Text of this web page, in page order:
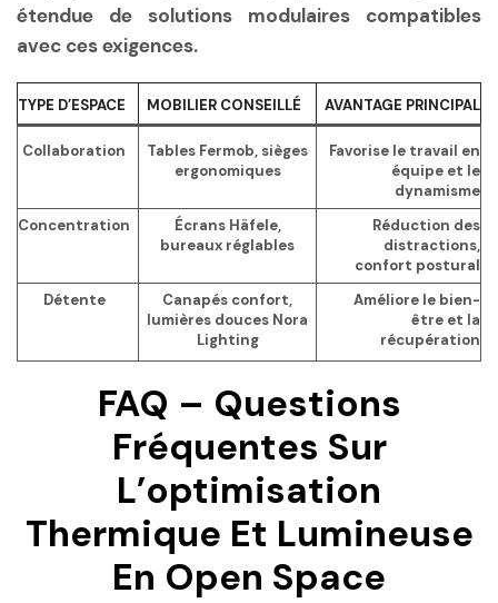
étendue de solutions modulaires compatibles
avec ces exigences.
TYPE D’ESPACE MOBILIER CONSEILLÉ AVANTAGE PRINCIPAL
Collaboration
Tables Fermob, sièges
ergonomiques
Favorise le travail en
équipe et le
dynamisme
Concentration
Écrans Häfele,
bureaux réglables
Réduction des
distractions,
confort postural
Détente
Canapés confort,
lumières douces Nora
Lighting
Améliore le bien-
être et la
récupération
FAQ – Questions
Fréquentes Sur
L’optimisation
Thermique Et Lumineuse
En Open Space